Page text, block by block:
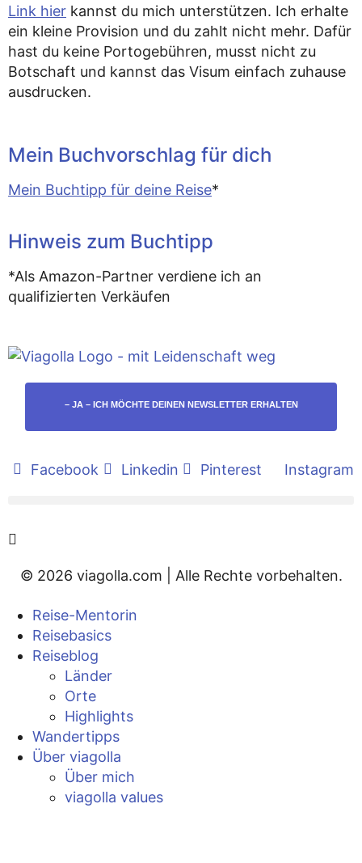
Link hier kannst du mich unterstützen. Ich erhalte
ein kleine Provision und du zahlt nicht mehr. Dafür
hast du keine Portogebühren, musst nicht zu
Botschaft und kannst das Visum einfach zuhause
ausdrucken.
Mein Buchvorschlag für dich
Mein Buchtipp für deine Reise*
Hinweis zum Buchtipp
*Als Amazon-Partner verdiene ich an
qualifizierten Verkäufen
– JA – ICH MÖCHTE DEINEN NEWSLETTER ERHALTEN
Facebook Linkedin Pinterest Instagram
© 2026 viagolla.com | Alle Rechte vorbehalten.
Reise-Mentorin
Reisebasics
Reiseblog
Länder
Orte
Highlights
Wandertipps
Über viagolla
Über mich
viagolla values